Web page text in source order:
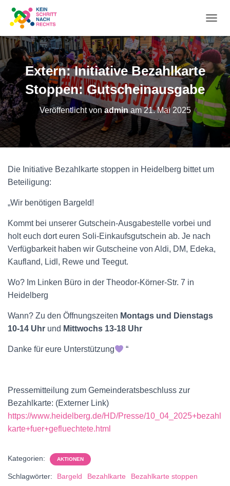
A
V
G
I
M
H
N
Extern: Initiative Bezahlkarte
Stoppen: Gutscheinausgabe
Veröffentlicht vonadmin am 21. Mai 2025
Die Initiative Bezahlkarte stoppen in Heidelberg bittet um
Beteiligung:
„Wir benötigen Bargeld!
Kommt bei unserer Gutschein-Ausgabestelle vorbei und
holt euch dort euren Soli-Einkaufsgutschein ab. Je nach
Verfügbarkeit haben wir Gutscheine von Aldi, DM, Edeka,
Kaufland, Lidl, Rewe und Teegut.
Wo? Im Linken Büro in der Theodor-Körner-Str. 7 in
Heidelberg
Wann? Zu den Öffnungszeiten Montags und Dienstags
10-14 Uhr und Mittwochs 13-18 Uhr
Danke für eure Unterstützung “
Pressemitteilung zum Gemeinderatsbeschluss zur
Bezahlkarte: (Externer Link)
https://www.heidelberg.de/HD/Presse/10_04_2025+bezahl
karte+fuer+gefluechtete.html
Kategorien: AKTIONEN
Schlagwörter: Bargeld Bezahlkarte
Bezahlkarte stoppen